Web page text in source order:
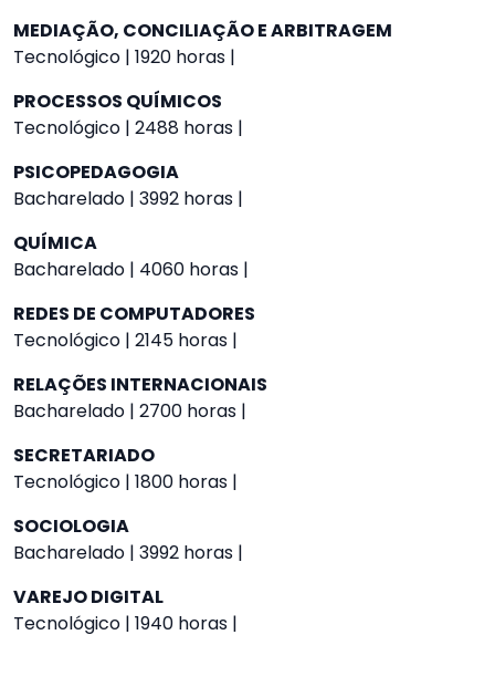
MEDIAÇÃO, CONCILIAÇÃO E ARBITRAGEM
Tecnológico | 1920 horas |
PROCESSOS QUÍMICOS
Tecnológico | 2488 horas |
PSICOPEDAGOGIA
Bacharelado | 3992 horas |
QUÍMICA
Bacharelado | 4060 horas |
REDES DE COMPUTADORES
Tecnológico | 2145 horas |
RELAÇÕES INTERNACIONAIS
Bacharelado | 2700 horas |
SECRETARIADO
Tecnológico | 1800 horas |
SOCIOLOGIA
Bacharelado | 3992 horas |
VAREJO DIGITAL
Tecnológico | 1940 horas |